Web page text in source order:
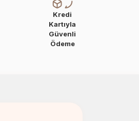
Kredi
Kartıyla
Güvenli
Ödeme